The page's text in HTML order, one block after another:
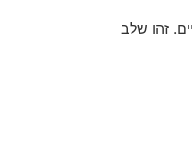
זהו שלב